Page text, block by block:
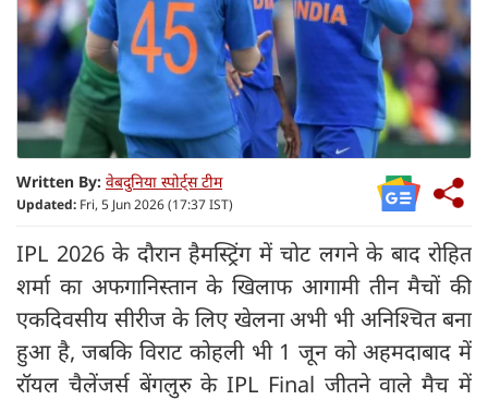
Written By: वेबदुनिया स्पोर्ट्स टीम
Updated: Fri, 5 Jun 2026 (17:37 IST)
IPL 2026 के दौरान हैमस्ट्रिंग में चोट लगने के बाद रोहित
शर्मा का अफगानिस्तान के खिलाफ आगामी तीन मैचों की
एकदिवसीय सीरीज के लिए खेलना अभी भी अनिश्चित बना
हुआ है, जबकि विराट कोहली भी 1 जून को अहमदाबाद में
रॉयल चैलेंजर्स बेंगलुरु के IPL Final जीतने वाले मैच में